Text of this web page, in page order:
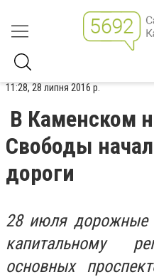
11:28, 28 липня 2016 р.
В Каменском
Свободы
дороги
28 июля дорожные
капитальному
основных